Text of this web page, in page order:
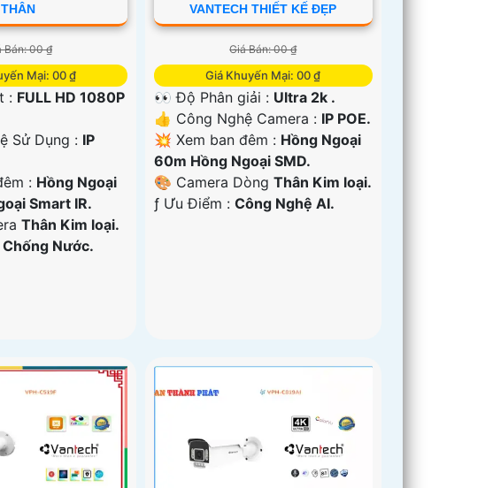
THÂN
Bán: 00 ₫
Mại: 00 ₫
: FULL HD 1080P
Sử Dụng : IP
: Hồng Ngoại
Smart IR.
Thân Kim loại.
Chống Nước.
VANTECH THIẾT KẾ ĐẸP
Giá Bán: 00 ₫
Giá Khuyến Mại: 00 ₫
👀 Độ Phân giải : Ultra 2k .
👍 Công Nghệ Camera : IP POE.
💥 Xem ban đêm : Hồng Ngoại
60m Hồng Ngoại SMD.
🎨 Camera DòngThân Kim loại.
️ƒ Ưu Điểm :Công Nghệ AI.